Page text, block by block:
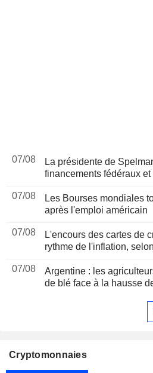
07/08
La présidente de
financements fédéraux
07/08
Les Bourses mondiales
après l'emploi américain
07/08
L'encours des cartes de
rythme de l'inflation,
07/08
Argentine : les
de blé face à la hausse
Cryptomonnaies